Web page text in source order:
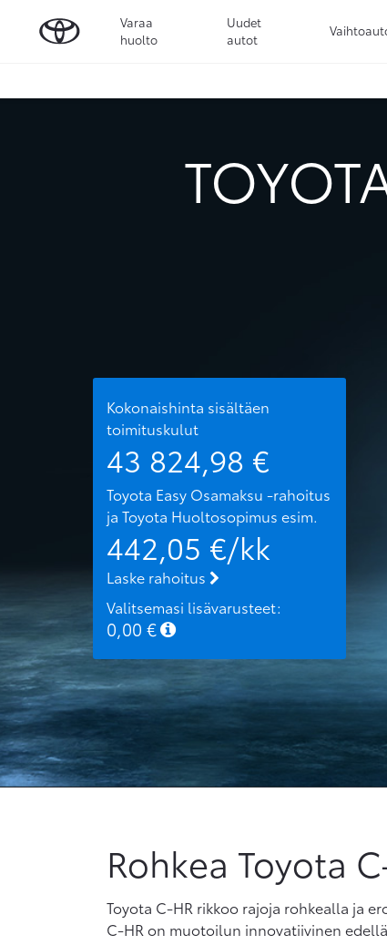
Varaa
huolto
Uudet
autot
Kokonaishinta sisältäen
toimituskulut
43 824,98 €
Toyota Easy Osamaksu -rahoitus
ja Toyota Huoltosopimus esim.
442,05 €/kk
Laske rahoitus
Valitsemasi lisävarusteet:
0,00 €
Rohkea Toyota
Toyota C-HR rikkoo rajoja rohkealla ja
C-HR on muotoilun innovatiivinen